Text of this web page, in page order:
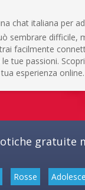
chat italiana per
sembrare difficile,
facilmente
tue passioni.
esperienza online.
gratuite
Rosse